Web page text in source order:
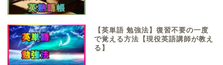
【英単語 勉強法】復習不要の一度
で覚える方法【現役英語講師が教え
る】